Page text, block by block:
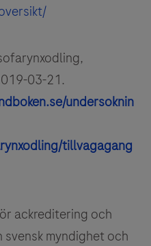
03-21.
undersoknin
tillvagagang
ackreditering och
myndighet och